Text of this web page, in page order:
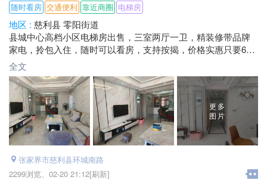
随时看房 交通便利 靠近商圈 电梯房
地区 : 慈利县 零阳街道
县城中心高档小区电梯房出售，三室两厅一卫，精装修带品牌
家电，拎包入住，随时可以看房，支持按揭，价格实惠只要65.8
万哟
全文
更多
图片
张家界市慈利县环城南路
2299浏览、 02-20 21:12[刷新]